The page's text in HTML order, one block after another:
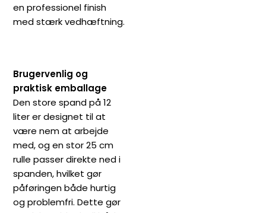
en professionel finish
med stærk vedhæftning.
Brugervenlig og
praktisk emballage
Den store spand på 12
liter er designet til at
være nem at arbejde
med, og en stor 25 cm
rulle passer direkte ned i
spanden, hvilket gør
påføringen både hurtig
og problemfri. Dette gør